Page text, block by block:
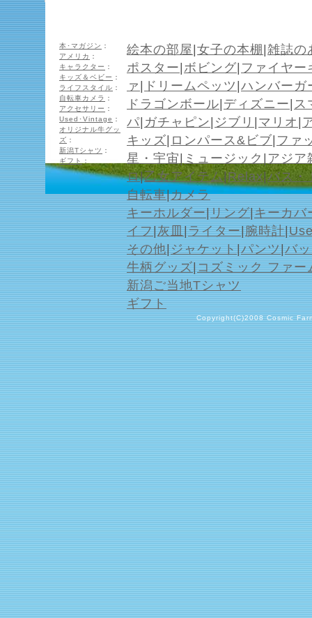
本･マガジン ：
アメリカ ：
キャラクター ：
キッズ＆ベビー ：
ライフスタイル ：
自転車カメラ
：
アクセサリー ：
Used･Vintage ：
オリジナル牛グッ
ズ ：
新潟Tシャツ ：
ギフト
：
絵本の部屋 女子の本棚 雑誌の
ポスター ボビング ファイヤー
ァ
ドリームペッツ ハンバーガ
ドラゴンボール ディズニー ス
パ ガチャピン ジブリ マリオ
キッズ ロンパース&ビブ ファ
星・宇宙 ミュージック アジア
ロ|乙女アイテム|Relax バス・
自転車|カメラ
キーホルダー リング キーカバ
イフ 灰皿 ライター 腕時計
その他 ジャケット パンツ バ
牛柄グッズ コズミック ファー
新潟ご当地Tシャツ
ギフト
Copyright(C)2008 Cosmic